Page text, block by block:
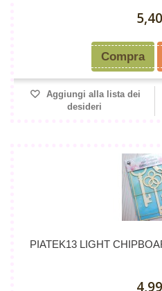
Compra
Aggiungi alla lista dei
desideri
PIATEK13 LIGHT